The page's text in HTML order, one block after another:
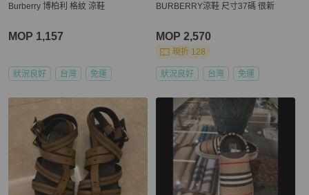
Burberry 博柏利 格紋 涼鞋
MOP 1,157
狀況良好 台灣 免運
BURBERRY涼鞋 尺寸37碼 很新
MOP 2,570
現折 128
狀況良好 台灣 免運